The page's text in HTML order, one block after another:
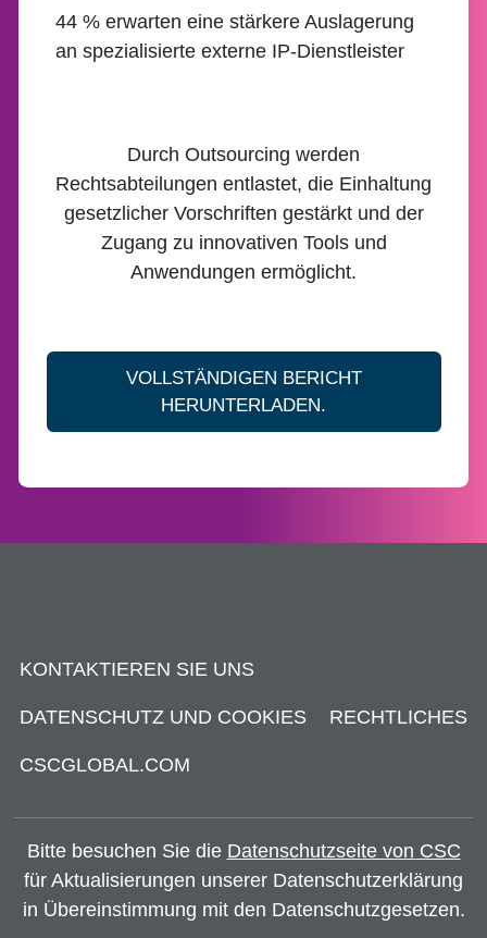
44 % erwarten eine stärkere Auslagerung
an spezialisierte externe IP-Dienstleister
Durch Outsourcing werden
Rechtsabteilungen entlastet, die Einhaltung
gesetzlicher Vorschriften gestärkt und der
Zugang zu innovativen Tools und
Anwendungen ermöglicht.
VOLLSTÄNDIGEN BERICHT
HERUNTERLADEN.
KONTAKTIEREN SIE UNS
DATENSCHUTZ UND COOKIES RECHTLICHES
CSCGLOBAL.COM
Bitte besuchen Sie die Datenschutzseite von CSC
für Aktualisierungen unserer Datenschutzerklärung
in Übereinstimmung mit den Datenschutzgesetzen.